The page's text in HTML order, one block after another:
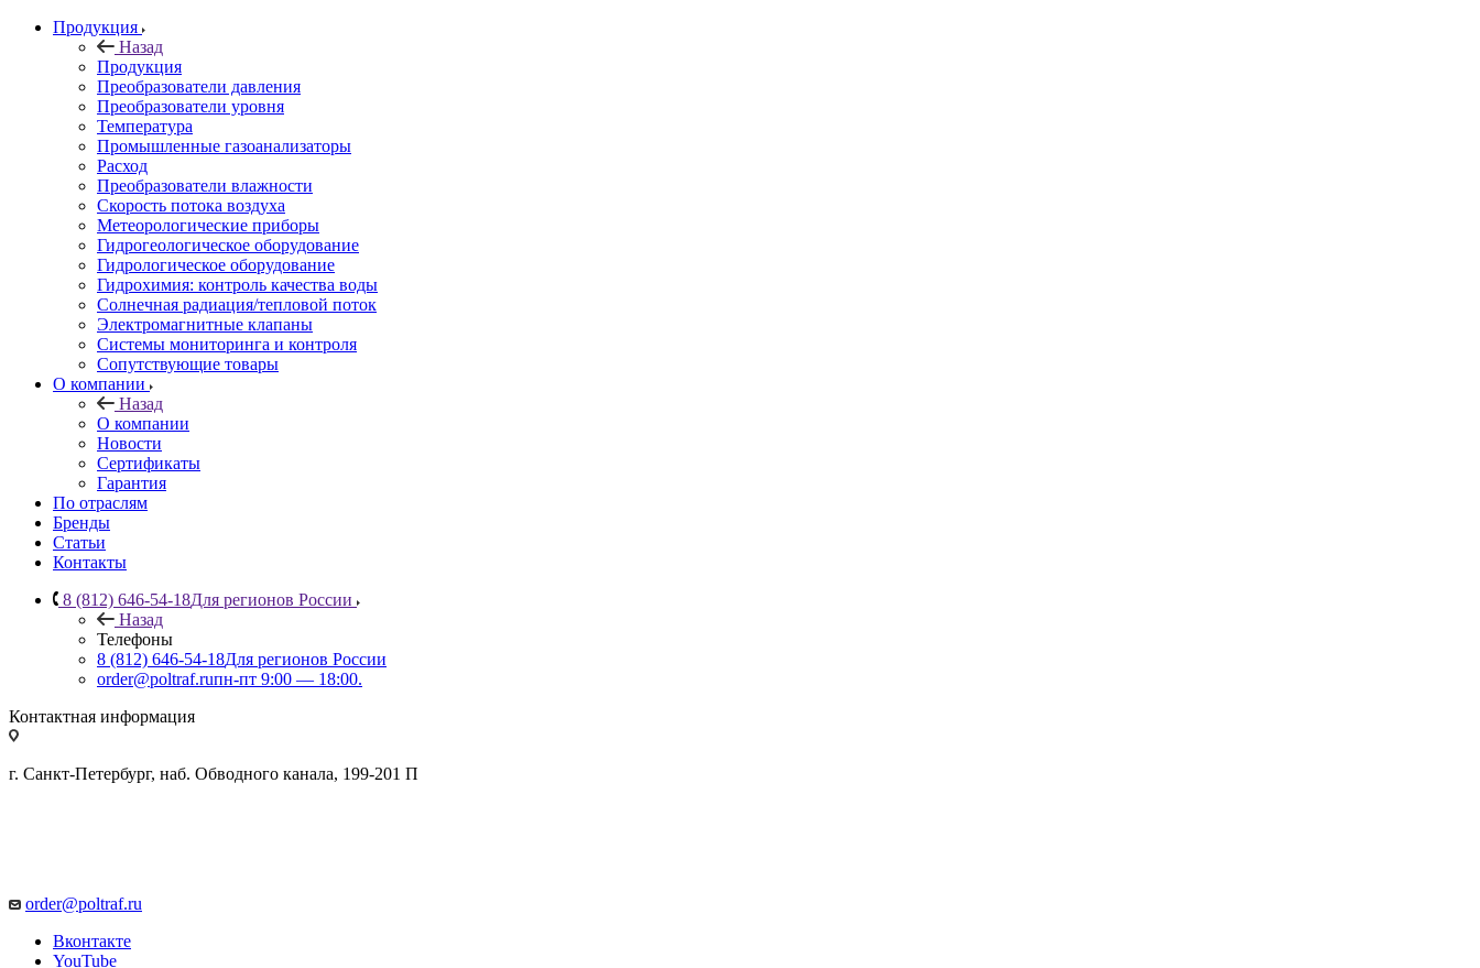
Продукция
Назад
Продукция
Преобразователи давления
Преобразователи уровня
Температура
Промышленные газоанализаторы
Расход
Преобразователи влажности
Скорость потока воздуха
Метеорологические приборы
Гидрогеологическое оборудование
Гидрологическое оборудование
Гидрохимия: контроль качества воды
Солнечная радиация/тепловой поток
Электромагнитные клапаны
Системы мониторинга и контроля
Сопутствующие товары
О компании
Назад
О компании
Новости
Сертификаты
Гарантия
По отраслям
Бренды
Статьи
Контакты
8 (812) 646-54-18Для регионов России
Назад
Телефоны
8 (812) 646-54-18Для регионов России
order@poltraf.ruпн-пт 9:00 — 18:00.
Контактная информация
г. Санкт-Петербург, наб. Обводного канала, 199-201 П
order@poltraf.ru
Вконтакте
YouTube